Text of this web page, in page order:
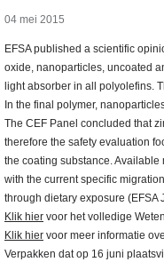
04 mei 2015
EFSA published a scientific
oxide, nanoparticles, uncoated
light absorber in all polyolefins.
In the final polymer,
The CEF Panel concluded that
therefore the safety evaluation
the coating substance.
with the current specific
through dietary exposure (EFSA
Klik hier voor het volledige
Klik hier voor meer informatie
Verpakken dat op 16 juni